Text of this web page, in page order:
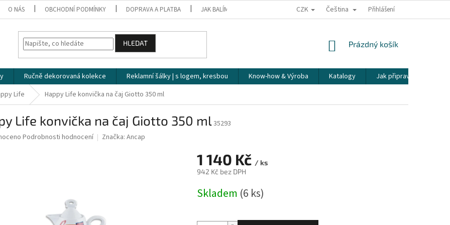
O NÁS OBCHODNÍ PODMÍNKY DOPRAVA A PLATBA JAK BALÍME NAŠE ZÁSILKY PŘEPRAVA KŘEHKÉHO ZBOŽÍ KORESPONDENČNÍ
CZK Čeština Přihlášení
HLEDAT
NÁKUPNÍ
Prázdný košík
Ručně dekorovaná kolekce Reklamní šálky | s logem, kresbou Know-how & Výroba Katalogy
Jak připravit espresso
Life Happy Life konvička na čaj Giotto 350 ml
Life konvička na čaj Giotto 350 ml35293
Podrobnosti hodnocení Značka: Ancap
1 140 Kč / ks
942 Kč bez DPH
cena:
Skladem (6 ks)